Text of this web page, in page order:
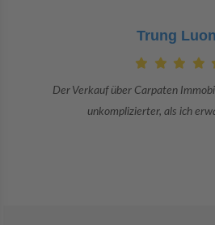
Claudia
Danke an Carpaten Immobilien und
Sie war viele